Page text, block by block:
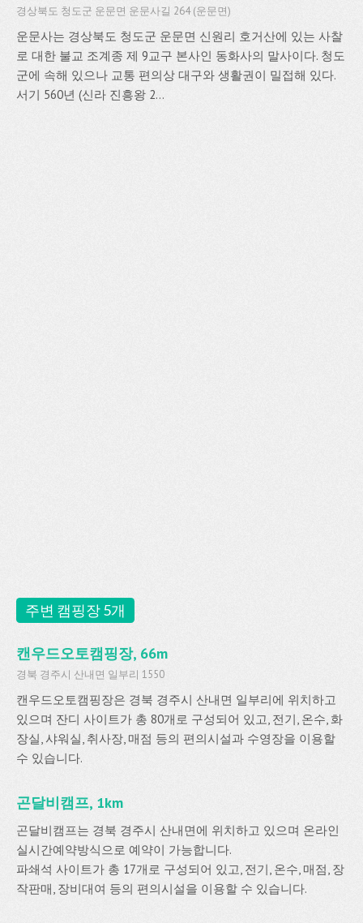
경상북도 청도군 운문면 운문사길 264 (운문면)
운문사는 경상북도 청도군 운문면 신원리 호거산에 있는 사찰
로 대한 불교 조계종 제 9교구 본사인 동화사의 말사이다. 청도
군에 속해 있으나 교통 편의상 대구와 생활권이 밀접해 있다.
서기 560년 (신라 진흥왕 2...
주변 캠핑장 5개
캔우드오토캠핑장, 66m
경북 경주시 산내면 일부리 1550
캔우드오토캠핑장은 경북 경주시 산내면 일부리에 위치하고
있으며 잔디 사이트가 총 80개로 구성되어 있고, 전기, 온수, 화
장실, 샤워실, 취사장, 매점 등의 편의시설과 수영장을 이용할
수 있습니다.
곤달비캠프, 1km
곤달비캠프는 경북 경주시 산내면에 위치하고 있으며 온라인
실시간예약방식으로 예약이 가능합니다.
파쇄석 사이트가 총 17개로 구성되어 있고, 전기, 온수, 매점, 장
작판매, 장비대여 등의 편의시설을 이용할 수 있습니다.